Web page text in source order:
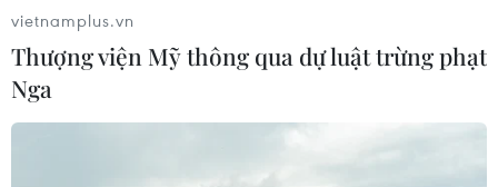
Mỹ: Gần 400 người bị nhiễm khuẩn đường
ruột do salad của McDonald's
vietnamplus.vn
Thượng viện Mỹ thông qua dự luật trừng phạt
Nga